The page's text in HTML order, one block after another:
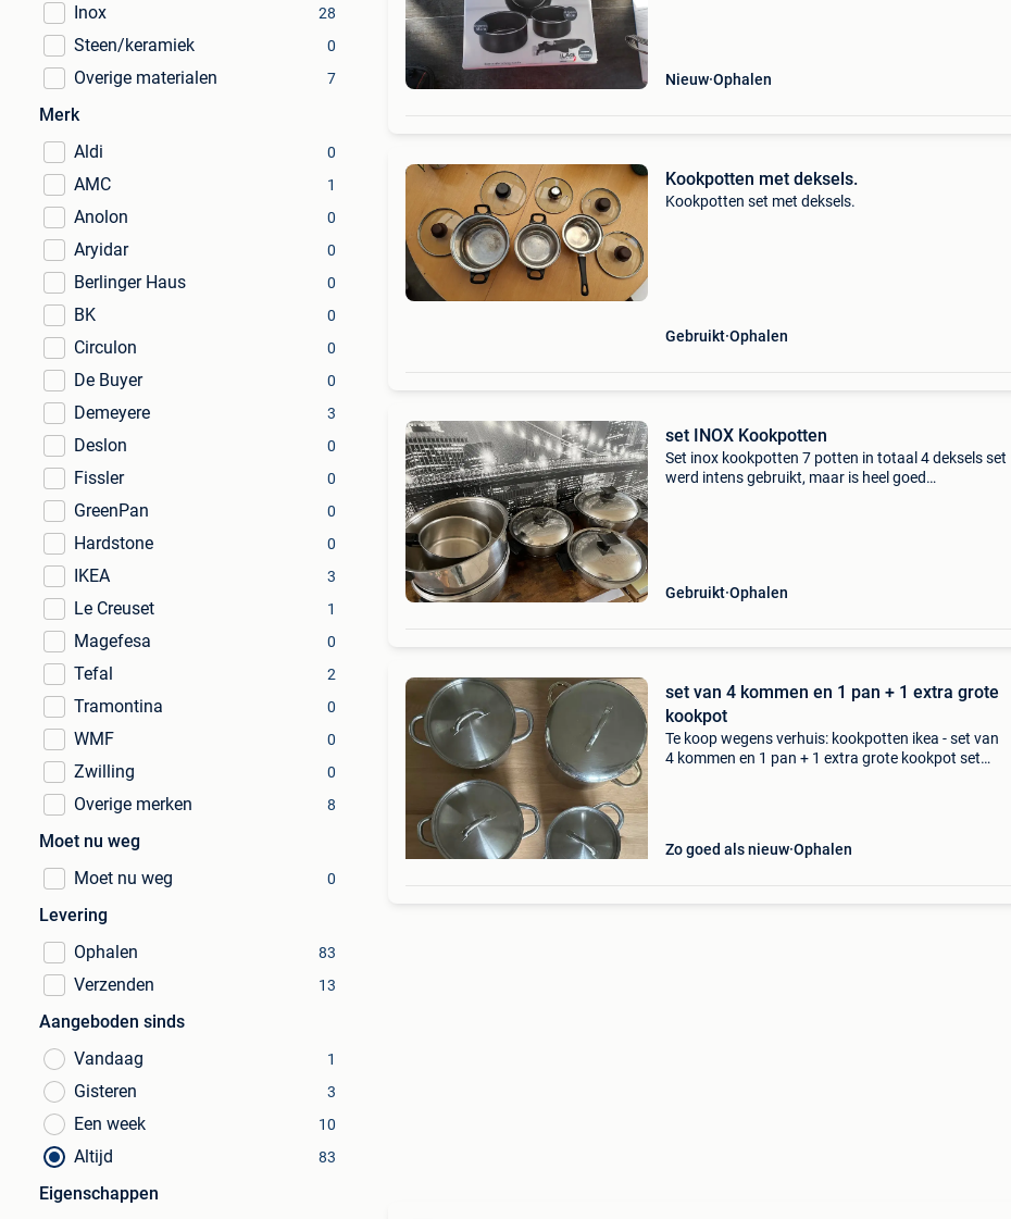
Inox 28
Steen/keramiek 0
Overige materialen 7
Merk
Aldi
0
AMC 1
Anolon 0
Aryidar 0
Berlinger Haus 0
BK 0
Circulon 0
De Buyer 0
Demeyere 3
Deslon 0
Fissler 0
GreenPan 0
Hardstone 0
IKEA 3
Le Creuset 1
Magefesa 0
Tefal 2
Tramontina 0
WMF 0
Zwilling 0
Overige merken 8
Moet nu weg
Moet nu weg
0
Levering
Ophalen
83
Verzenden 13
Aangeboden sinds
Vandaag
1
Gisteren 3
Een week 10
Altijd 83
Eigenschappen
Nieuw Ophalen
Kookpotten met deksels.
Kookpotten set met deksels.
Gebruikt Ophalen
set INOX Kookpotten
Set inox kookpotten 7 potten in totaal 4 deksels set
werd intens gebruikt, maar is heel goed
Gebruikt Ophalen
set van 4 kommen en 1 pan + 1 extra grote
kookpot
Te koop wegens verhuis: kookpotten ikea - set van
4 kommen en 1 pan + 1 extra grote kookpot set
Zo goed als nieuw Ophalen